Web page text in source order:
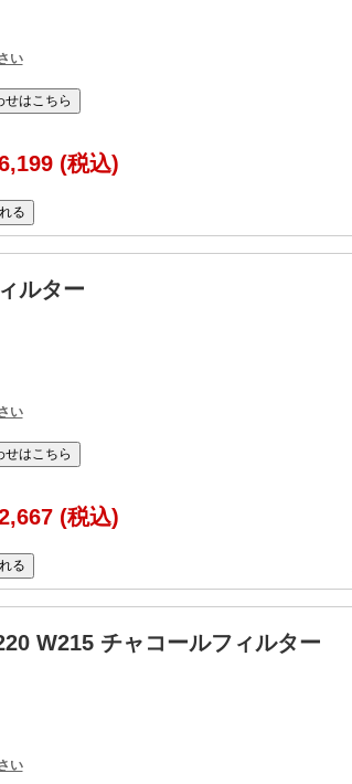
い
(税込)
ルター
い
(税込)
W215 チャコールフィルター
い